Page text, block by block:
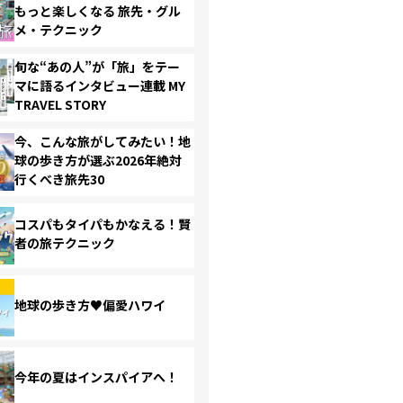
もっと楽しくなる 旅先・グル
メ・テクニック
旬な“あの人”が「旅」をテー
マに語るインタビュー連載 MY
TRAVEL STORY
今、こんな旅がしてみたい！地
球の歩き方が選ぶ2026年絶対
行くべき旅先30
コスパもタイパもかなえる！賢
者の旅テクニック
地球の歩き方♥偏愛ハワイ
今年の夏はインスパイアへ！